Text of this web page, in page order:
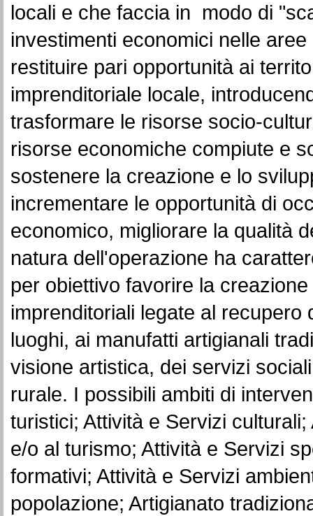
locali e che faccia in modo di
investimenti economici nelle
restituire pari opportunità ai
imprenditoriale locale,
trasformare le risorse socio-
risorse economiche compiute e
sostenere la creazione e lo
incrementare le opportunità di
economico, migliorare la qualità
natura dell'operazione ha
per obiettivo favorire la
imprenditoriali legate al
luoghi, ai manufatti artigianali
visione artistica, dei servizi
rurale. I possibili ambiti di
turistici; Attività e Servizi
e/o al turismo; Attività e Servizi
formativi; Attività e Servizi
popolazione; Artigianato